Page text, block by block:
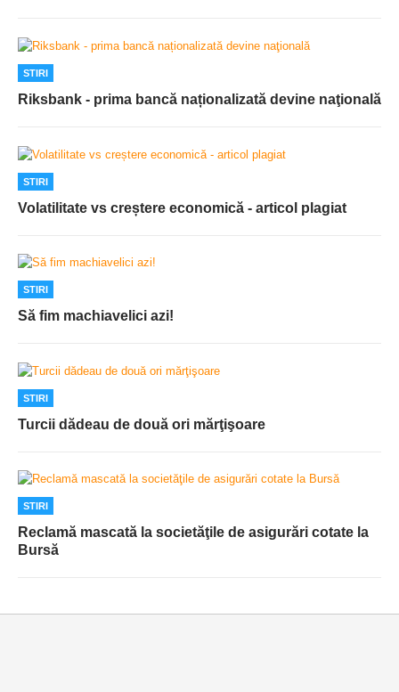
STIRI
Riksbank - prima bancă naționalizată devine naţională
STIRI
Volatilitate vs creștere economică - articol plagiat
STIRI
Să fim machiavelici azi!
STIRI
Turcii dădeau de două ori mărţişoare
STIRI
Reclamă mascată la societăţile de asigurări cotate la
Bursă